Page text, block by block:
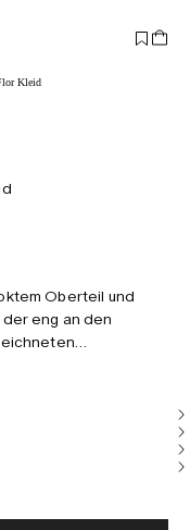
Oberteil und
eng an den